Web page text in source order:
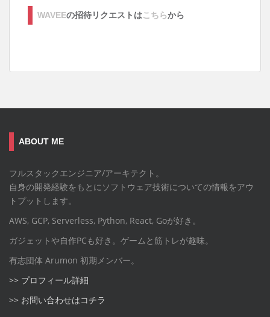
WAVEEの招待リクエストはこちらから
ABOUT ME
フルスタックエンジニア/アーキテクト。
自身の開発経験をもとにソフトウェア技術についての情報をアウ
トプットします。
AWS, GCP, Serverless, Python, React, Goが好き。
ガジェットや自作PCも好き。ゲームと筋トレが趣味。
有志団体 Arumon 初期メンバー。
>> プロフィール詳細
>> お問い合わせはコチラ